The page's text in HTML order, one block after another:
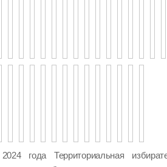
года Территориальная